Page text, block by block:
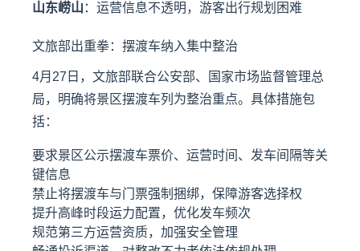
山东崂山 ：运营信息不透明，游客出行规划困难
文旅部出重拳：摆渡车纳入集中整治
4月27日，文旅部联合公安部、国家市场监督管理总
局，明确将景区摆渡车列为整治重点。具体措施包
括：
要求景区公示摆渡车票价、运营时间、发车间隔等关
键信息
禁止将摆渡车与门票强制捆绑，保障游客选择权
提升高峰时段运力配置，优化发车频次
规范第三方运营资质，加强安全管理